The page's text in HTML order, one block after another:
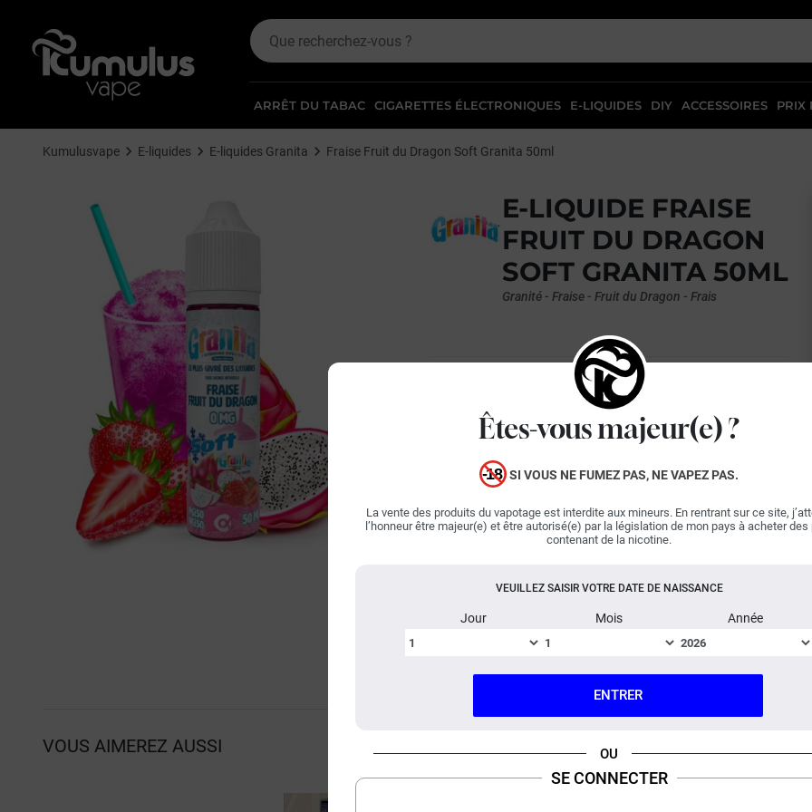
Êtes-vous majeur(e) ?
SI VOUS NE FUMEZ PAS, NE VAPEZ PAS.
La vente des produits du vapotage est interdite aux mineurs. En rentrant sur ce site,
l’honneur être majeur(e) et être autorisé(e) par la législation de mon pays à acheter des
contenant de la nicotine.
VEUILLEZ SAISIR VOTRE DATE DE NAISSANCE
Jour Mois Année
ENTRER
OU
SE CONNECTER
ARRÊT DU TABAC CIGARETTES ÉLECTRONIQUES E-LIQUIDES DIY ACCESSOIRES PRIX
Kumulusvape E-liquides E-liquides Granita Fraise Fruit du Dragon Soft Granita 50ml
E-LIQUIDE FRAISE
FRUIT DU DRAGON
SOFT GRANITA 50ML
Granité - Fraise - Fruit du Dragon - Frais
Une fois de plus, le fabricantAlfa s'associe à
dévoile une boisson toujours aussi délicieuse où la
fraicheur se fait plus discrète pour laisser toute la place
aux fruits. Avec
Fraise Fruit du DragonSoft, profitez
plus intensément des saveurs uniques de cette célèbre
glace pilée au bon goût de fraise et de pitaya. Qui a dit
que l'été était déjà terminé ?
VOUS AIMEREZ AUSSI